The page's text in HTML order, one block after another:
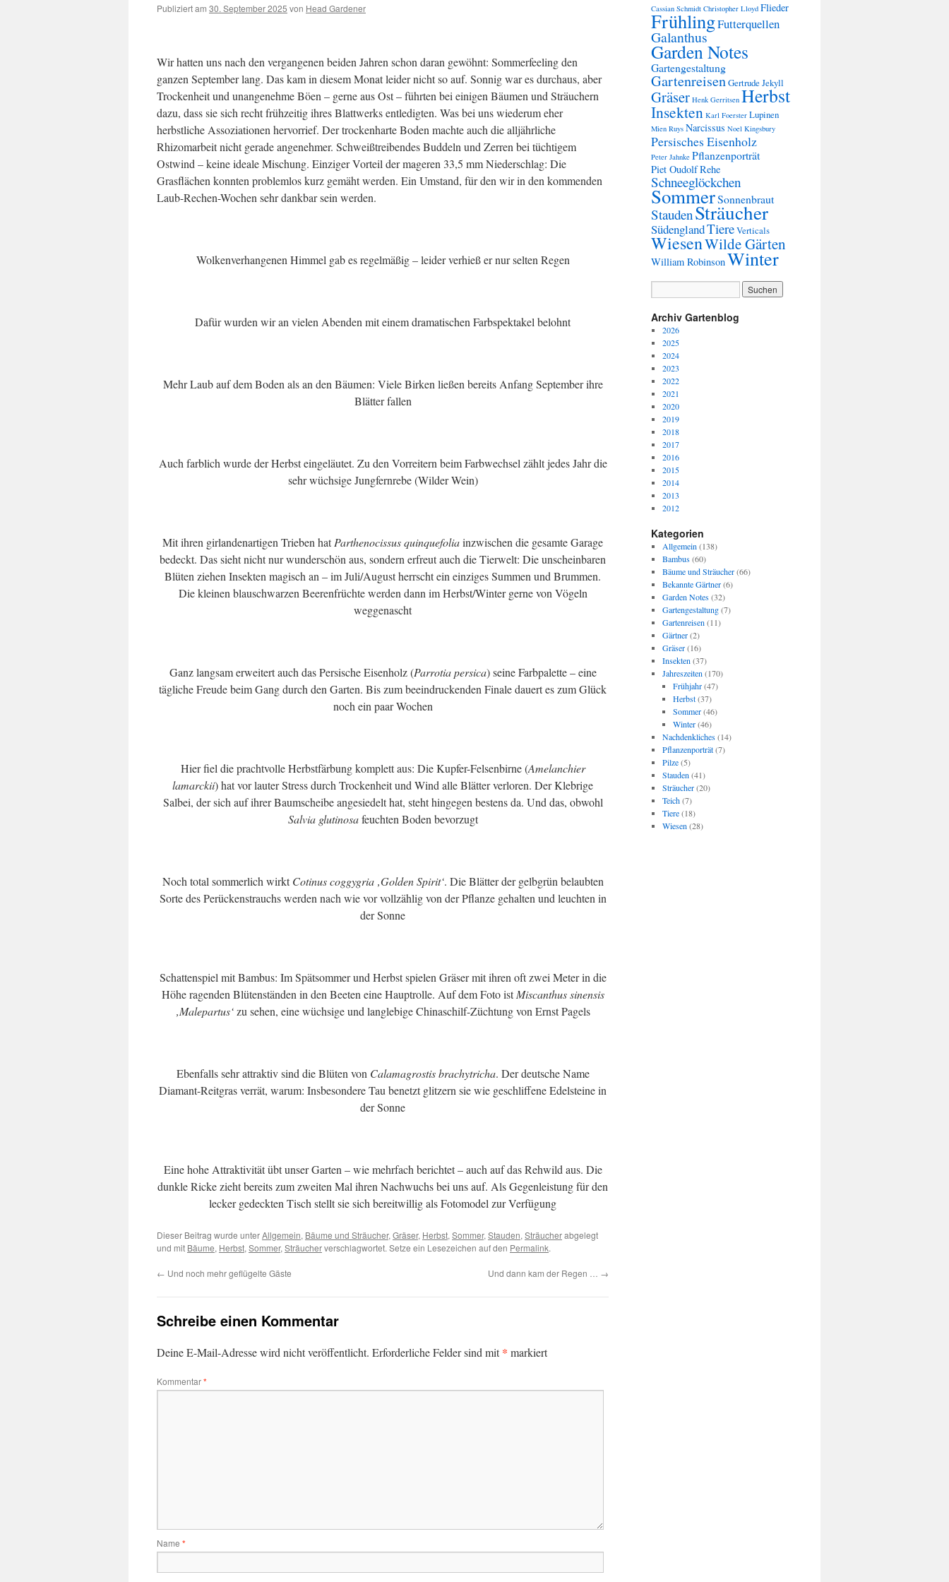
Publiziert am 30. September 2025 von Head Gardener
Wir hatten uns nach den vergangenen beiden Jahren schon daran gewöhnt: Sommerfeeling den
ganzen September lang. Das kam in diesem Monat leider nicht so auf. Sonnig war es durchaus, aber
Trockenheit und unangenehme Böen – gerne aus Ost – führten bei einigen Bäumen und Sträuchern
dazu, dass sie sich recht frühzeitig ihres Blattwerks entledigten. Was bei uns wiederum eher
herbstliche Assoziationen hervorrief. Der trockenharte Boden machte auch die alljährliche
Rhizomarbeit nicht gerade angenehmer. Schweißtreibendes Buddeln und Zerren bei tüchtigem
Ostwind – keine ideale Mischung. Einziger Vorteil der mageren 33,5 mm Niederschlag: Die
Grasflächen konnten problemlos kurz gemäht werden. Ein Umstand, für den wir in den kommenden
Laub-Rechen-Wochen sehr dankbar sein werden.
Wolkenverhangenen Himmel gab es regelmäßig – leider verhieß er nur selten Regen
Dafür wurden wir an vielen Abenden mit einem dramatischen Farbspektakel belohnt
Mehr Laub auf dem Boden als an den Bäumen: Viele Birken ließen bereits Anfang September ihre
Blätter fallen
Auch farblich wurde der Herbst eingeläutet. Zu den Vorreitern beim Farbwechsel zählt jedes Jahr die
sehr wüchsige Jungfernrebe (Wilder Wein)
Mit ihren girlandenartigen Trieben hatParthenocissus quinquefoliainzwischen die gesamte Garage
bedeckt. Das sieht nicht nur wunderschön aus, sondern erfreut auch die Tierwelt: Die unscheinbaren
Blüten ziehen Insekten magisch an – im Juli/August herrscht ein einziges Summen und Brummen.
Die kleinen blauschwarzen Beerenfrüchte werden dann im Herbst/Winter gerne von Vögeln
weggenascht
Ganz langsam erweitert auch das Persische Eisenholz (Parrotia persica) seine Farbpalette – eine
tägliche Freude beim Gang durch den Garten. Bis zum beeindruckenden Finale dauert es zum Glück
noch ein paar Wochen
Hier fiel die prachtvolle Herbstfärbung komplett aus: Die Kupfer-Felsenbirne (Amelanchier
lamarckii) hat vor lauter Stress durch Trockenheit und Wind alle Blätter verloren. Der Klebrige
Salbei, der sich auf ihrer Baumscheibe angesiedelt hat, steht hingegen bestens da. Und das, obwohl
Salvia glutinosafeuchten Boden bevorzugt
Noch total sommerlich wirktCotinus coggygria ‚Golden Spirit‘. Die Blätter der gelbgrün belaubten
Sorte des Perückenstrauchs werden nach wie vor vollzählig von der Pflanze gehalten und leuchten in
der Sonne
Schattenspiel mit Bambus: Im Spätsommer und Herbst spielen Gräser mit ihren oft zwei Meter in die
Höhe ragenden Blütenständen in den Beeten eine Hauptrolle. Auf dem Foto istMiscanthus sinensis
‚Malepartus‘zu sehen, eine wüchsige und langlebige Chinaschilf-Züchtung von Ernst Pagels
Ebenfalls sehr attraktiv sind die Blüten von Calamagrostis brachytricha. Der deutsche Name
Diamant-Reitgras verrät, warum: Insbesondere Tau benetzt glitzern sie wie geschliffene Edelsteine in
der Sonne
Eine hohe Attraktivität übt unser Garten – wie mehrfach berichtet – auch auf das Rehwild aus. Die
dunkle Ricke zieht bereits zum zweiten Mal ihren Nachwuchs bei uns auf. Als Gegenleistung für den
lecker gedeckten Tisch stellt sie sich bereitwillig als Fotomodel zur Verfügung
Dieser Beitrag wurde unterAllgemein, Bäume und Sträucher, Gräser, Herbst, Sommer, Stauden, Sträucherabgelegt
und mit Bäume, Herbst, Sommer, Sträucherverschlagwortet. Setze ein Lesezeichen auf den Permalink.
← Und noch mehr geflügelte Gäste Und dann kam der Regen … →
Schreibe einen Kommentar
Deine E-Mail-Adresse wird nicht veröffentlicht. Erforderliche Felder sind mit* markiert
Kommentar*
Name *
Cassian Schmidt Christopher Lloyd Flieder
FrühlingFutterquellen
Galanthus
Garden Notes
Gartengestaltung
GartenreisenGertrude Jekyll
Gräser Henk Gerritsen Herbst
Insekten Karl Foerster Lupinen
Mien Ruys Narcissus Noel Kingsbury
Persisches Eisenholz
Peter Jahnke Pflanzenporträt
Piet OudolfRehe
Schneeglöckchen
SommerSonnenbraut
StaudenSträucher
SüdenglandTiereVerticals
WiesenWilde Gärten
William RobinsonWinter
Archiv Gartenblog
2026
2025
2024
2023
2022
2021
2020
2019
2018
2017
2016
2015
2014
2013
2012
Kategorien
Allgemein (138)
Bambus(60)
Bäume und Sträucher(66)
Bekannte Gärtner(6)
Garden Notes(32)
Gartengestaltung(7)
Gartenreisen (11)
Gärtner(2)
Gräser(16)
Insekten (37)
Jahreszeiten (170)
Frühjahr(47)
Herbst(37)
Sommer(46)
Winter(46)
Nachdenkliches(14)
Pflanzenporträt(7)
Pilze(5)
Stauden (41)
Sträucher(20)
Teich(7)
Tiere(18)
Wiesen (28)